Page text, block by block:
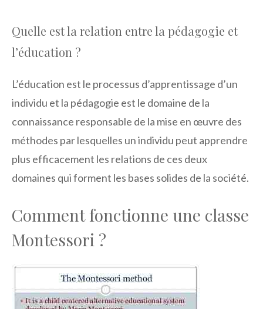
Quelle est la relation entre la pédagogie et
l’éducation ?
L’éducation est le processus d’apprentissage d’un
individu et la pédagogie est le domaine de la
connaissance responsable de la mise en œuvre des
méthodes par lesquelles un individu peut apprendre
plus efficacement les relations de ces deux
domaines qui forment les bases solides de la société.
Comment fonctionne une classe
Montessori ?